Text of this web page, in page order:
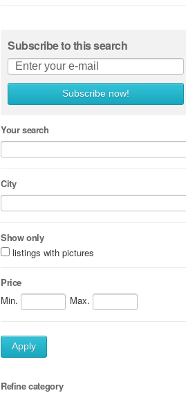
Subscribe to this search
Subscribe now!
Your search
City
Show only
listings with pictures
Price
Min.
Max.
Apply
Refine category